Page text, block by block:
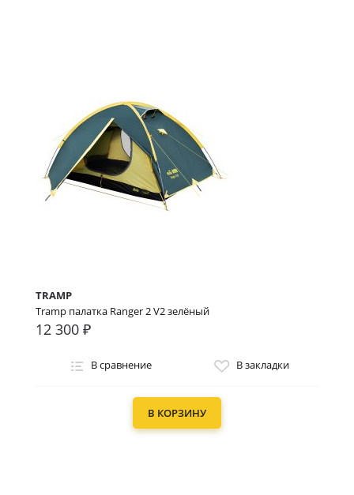
TRAMP
Tramp палатка Ranger 2 V2 зелёный
12 300 ₽
В сравнение В закладки
В КОРЗИНУ